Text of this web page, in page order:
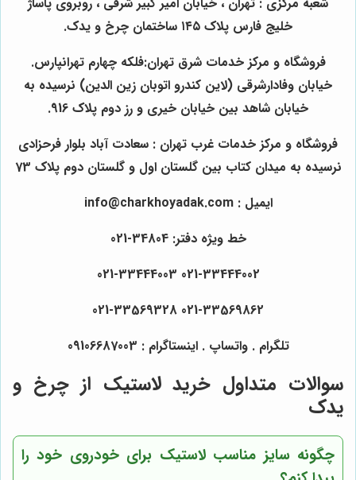
خلیج فارس پلاک ۱۴۵ ساختمان چرخ و یدک.
فروشگاه و مرکز خدمات شرق تهران:فلکه چهارم تهرانپارس.
خیابان وفادارشرقی (لاین کندرو اتوبان زین الدین) نرسیده به
خیابان شاهد بین خیابان خیری و رز دوم پلاک 916.
فروشگاه و مرکز خدمات غرب تهران : سعادت آباد بلوار فرحزادی
نرسیده به میدان کتاب بین گلستان اول و گلستان دوم پلاک 73
ایمیل : info@charkhoyadak.com
خط ویژه دفتر: 34804-021
021-33444002 021-33444003
021-33569862 021-33569328
تلگرام . واتساپ . اینستاگرام : 09106687003
سوالات متداول خرید لاستیک ازچرخ و
یدک
چگونه سایز مناسب لاستیک برای خودروی خود را